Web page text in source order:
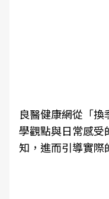
良醫健康網從「
學觀點與日常感受
知，進而引導實際